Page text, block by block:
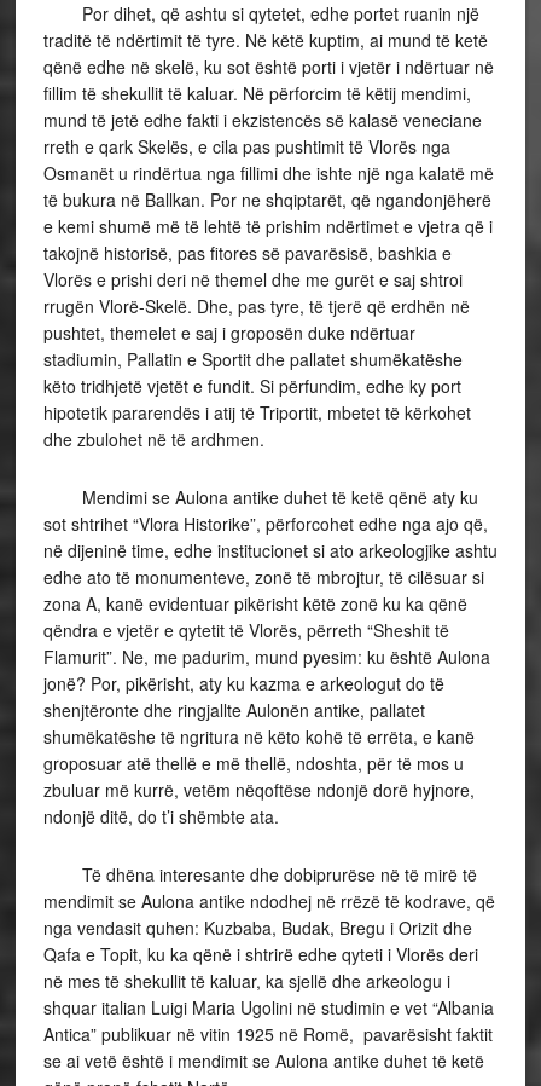
Por dihet, që ashtu si qytetet, edhe portet ruanin një
traditë të ndërtimit të tyre. Në këtë kuptim, ai mund të ketë
qënë edhe në skelë, ku sot është porti i vjetër i ndërtuar në
fillim të shekullit të kaluar. Në përforcim të këtij mendimi,
mund të jetë edhe fakti i ekzistencës së kalasë veneciane
rreth e qark Skelës, e cila pas pushtimit të Vlorës nga
Osmanët u rindërtua nga fillimi dhe ishte një nga kalatë më
të bukura në Ballkan. Por ne shqiptarët, që ngandonjëherë
e kemi shumë më të lehtë të prishim ndërtimet e vjetra që i
takojnë historisë, pas fitores së pavarësisë, bashkia e
Vlorës e prishi deri në themel dhe me gurët e saj shtroi
rrugën Vlorë-Skelë. Dhe, pas tyre, të tjerë që erdhën në
pushtet, themelet e saj i groposën duke ndërtuar
stadiumin, Pallatin e Sportit dhe pallatet shumëkatëshe
këto tridhjetë vjetët e fundit. Si përfundim, edhe ky port
hipotetik pararendës i atij të Triportit, mbetet të kërkohet
dhe zbulohet në të ardhmen.
Mendimi se Aulona antike duhet të ketë qënë aty ku
sot shtrihet “Vlora Historike”, përforcohet edhe nga ajo që,
në dijeninë time, edhe institucionet si ato arkeologjike ashtu
edhe ato të monumenteve, zonë të mbrojtur, të cilësuar si
zona A, kanë evidentuar pikërisht këtë zonë ku ka qënë
qëndra e vjetër e qytetit të Vlorës, përreth “Sheshit të
Flamurit”. Ne, me padurim, mund pyesim: ku është Aulona
jonë? Por, pikërisht, aty ku kazma e arkeologut do të
shenjtëronte dhe ringjallte Aulonën antike, pallatet
shumëkatëshe të ngritura në këto kohë të errëta, e kanë
groposuar atë thellë e më thellë, ndoshta, për të mos u
zbuluar më kurrë, vetëm nëqoftëse ndonjë dorë hyjnore,
ndonjë ditë, do t’i shëmbte ata.
Të dhëna interesante dhe dobiprurëse në të mirë të
mendimit se Aulona antike ndodhej në rrëzë të kodrave, që
nga vendasit quhen: Kuzbaba, Budak, Bregu i Orizit dhe
Qafa e Topit, ku ka qënë i shtrirë edhe qyteti i Vlorës deri
në mes të shekullit të kaluar, ka sjellë dhe arkeologu i
shquar italian Luigi Maria Ugolini në studimin e vet “Albania
Antica” publikuar në vitin 1925 në Romë, pavarësisht faktit
se ai vetë është i mendimit se Aulona antike duhet të ketë